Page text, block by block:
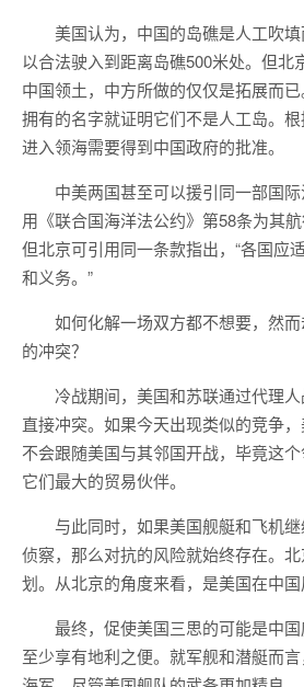
美国认为，中国的岛礁是人工吹
以合法驶入到距离岛礁500米处。但北
中国领土，中方所做的仅仅是拓展而
拥有的名字就证明它们不是人工岛。
进入领海需要得到中国政府的批准。
中美两国甚至可以援引同一部国
用《联合国海洋法公约》第58条为其航
但北京可引用同一条款指出，“各国应
和义务。”
如何化解一场双方都不想要，然
的冲突？
冷战期间，美国和苏联通过代理
直接冲突。如果今天出现类似的竞争
不会跟随美国与其邻国开战，毕竟这
它们最大的贸易伙伴。
与此同时，如果美国舰艇和飞机
侦察，那么对抗的风险就始终存在。
划。从北京的角度来看，是美国在中国
最终，促使美国三思的可能是中
至少享有地利之便。就军舰和潜艇而